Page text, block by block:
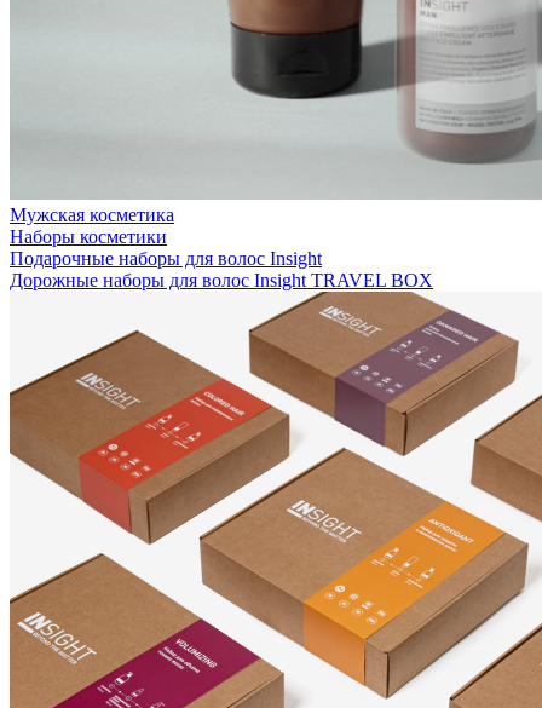
Мужская косметика
Наборы косметики
Подарочные наборы для волос Insight
Дорожные наборы для волос Insight TRAVEL BOX